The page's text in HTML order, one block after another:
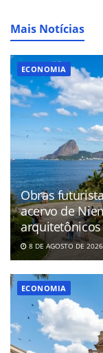
Mais Notícias
ECONOMIA
Obras
acervo de
8 DE AGOSTO DE 2026
ECONOMIA